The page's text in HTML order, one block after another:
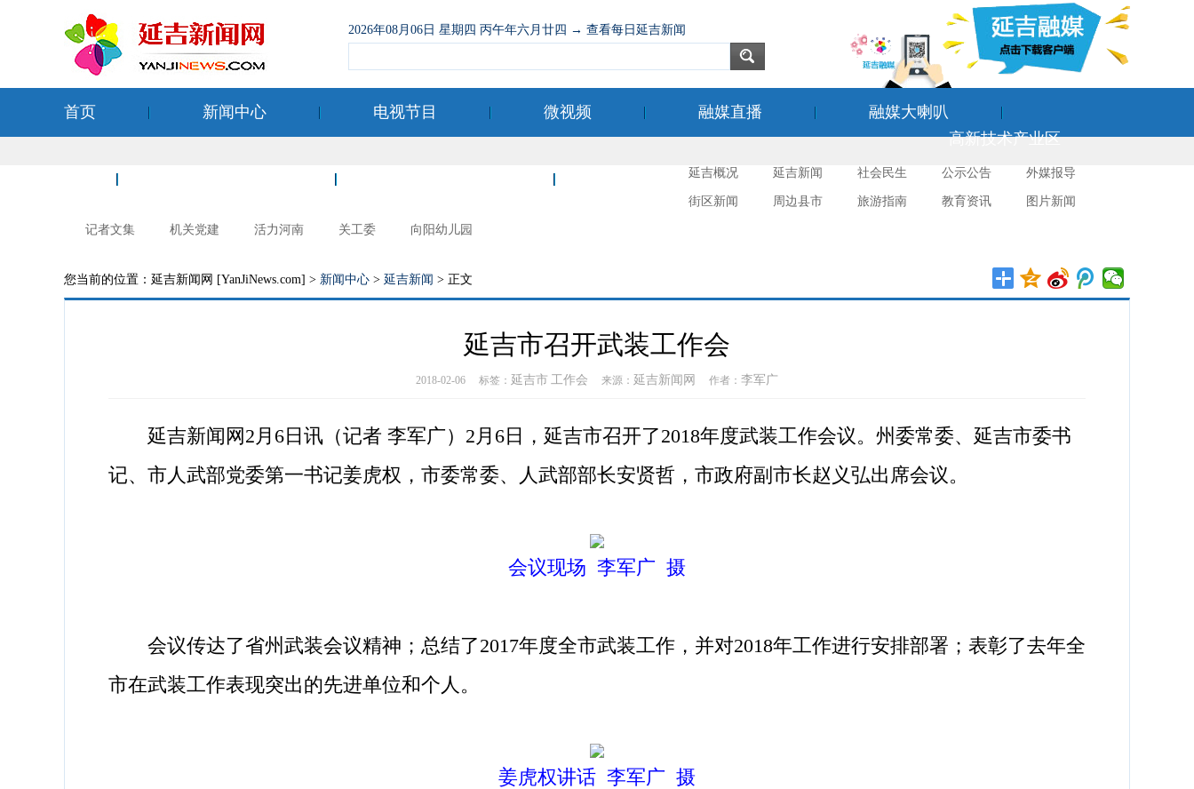
2026年08月06日 星期四 丙午年六月廿四 → 查看每日延吉新闻
首页 新闻中心 电视节目 微视频 融媒直播
融媒大喇叭
高新技术产业区
延吉概况 延吉新闻 社会民生 公示公告 外媒报导
街区新闻 周边县市 旅游指南 教育资讯 图片新闻
记者文集 机关党建 活力河南 关工委 向阳幼儿园
您当前的位置：延吉新闻网 [YanJiNews.com] > 新闻中心 > 延吉新闻 > 正文
延吉市召开武装工作会
2018-02-06 标签： 延吉市 工作会 来源： 延吉新闻网 作者： 李军广
延吉新闻网2月6日讯（记者 李军广）2月6日，延吉市召开了2018年度武装工作会议。州委常委、延吉市委书
记、市人武部党委第一书记姜虎权，市委常委、人武部部长安贤哲，市政府副市长赵义弘出席会议。
会议现场 李军广 摄
会议传达了省州武装会议精神；总结了2017年度全市武装工作，并对2018年工作进行安排部署；表彰了去年全
市在武装工作表现突出的先进单位和个人。
姜虎权讲话 李军广 摄